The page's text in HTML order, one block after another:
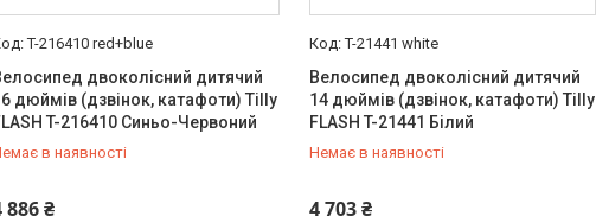
T-216410 red+blue
двоколісний дитячий
дюймів (дзвінок, катафоти) Tilly
T-216410 Синьо-Червоний
в наявності
886 ₴
0 (800) 33-98-35
T-21441 white
Велосипед двоколісний дитячий
14 дюймів (дзвінок, катафоти) Tilly
FLASH T-21441 Білий
Немає в наявності
4 703 ₴
0 (800) 33-98-35